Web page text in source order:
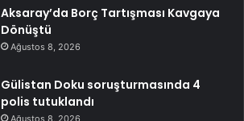
Aksaray’da Borç Tartışması Kavgaya
Dönüştü
Ağustos 8, 2026
Gülistan Doku soruşturmasında 4
polis tutuklandı
Ağustos 8, 2026